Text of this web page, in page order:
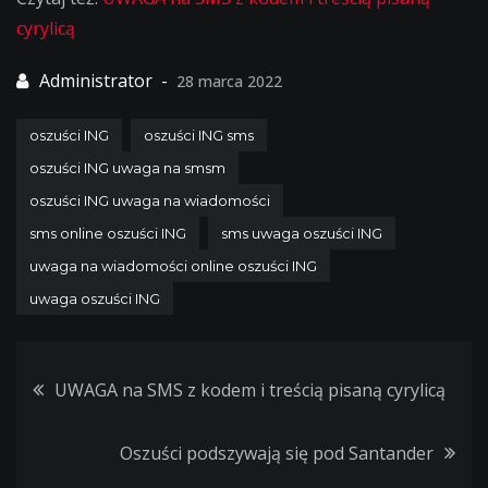
cyrylicą
28 marca 2022
oszuści ING
oszuści ING sms
oszuści ING uwaga na smsm
oszuści ING uwaga na wiadomości
sms online oszuści ING
sms uwaga oszuści ING
uwaga na wiadomości online oszuści ING
uwaga oszuści ING
Nawigacja
wpisu
UWAGA na SMS z kodem i treścią pisaną cyrylicą
Oszuści podszywają się pod Santander